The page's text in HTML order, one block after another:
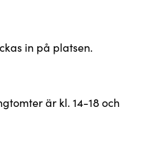
in på platsen.
är kl. 14-18 och